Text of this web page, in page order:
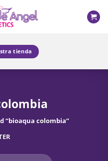
tienda
“bioaqua colombia”